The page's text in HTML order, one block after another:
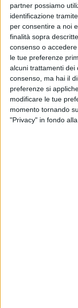
partner possiamo
identificazione
per consentire a noi
finalità sopra
consenso o
le tue preferenze
alcuni trattamenti dei
consenso, ma hai il
preferenze si
modificare le tue
momento tornando
"Privacy" in fondo
Anche
network
ESTERO 11